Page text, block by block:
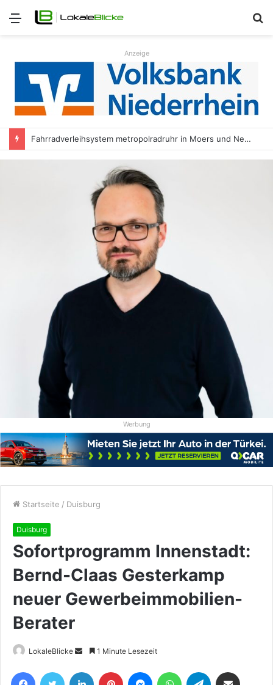
Menü
Anzeige
Fahrradverleihsystem metropolradruhr in Moers und Neukirchen-Vluyn gestartet
Werbung
Startseite / Duisburg
Duisburg
Sofortprogramm Innenstadt:
Bernd-Claas Gesterkamp
neuer Gewerbeimmobilien-
Berater
LokaleBlicke
Sende
eine
1 Minute Lesezeit
FacebookTwitter LinkedIn Pinterest MessengerWhatsAppTelegram